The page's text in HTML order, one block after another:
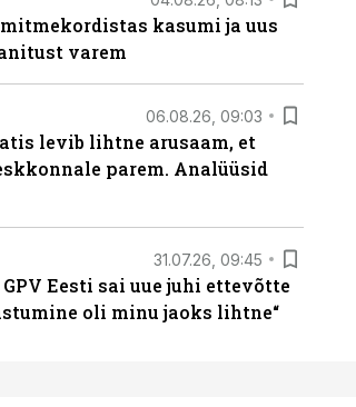
kasumi ja uus
varem
06.08.26, 09:03
levib lihtne arusaam, et
parem. Analüüsid
31.07.26, 09:45
Eesti sai uue juhi ettevõtte
oli minu jaoks lihtne“